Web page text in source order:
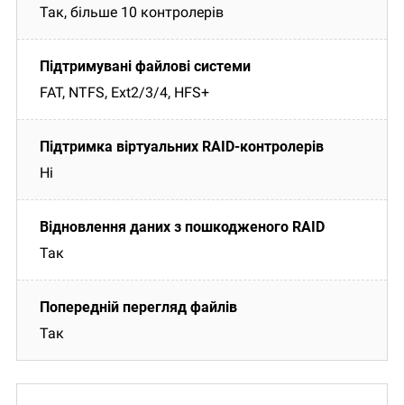
Так, більше 10 контролерів
FAT, NTFS, Ext2/3/4, HFS+
Ні
Так
Так